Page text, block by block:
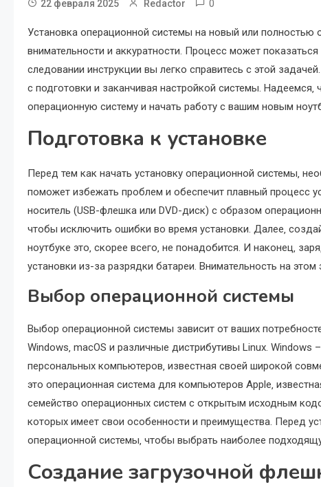
22 февраля 2025 Redactor 0
Установка операционной системы на новый или
внимательности и аккуратности. Процесс может
следовании инструкции вы легко справитесь с этой
с подготовки и заканчивая настройкой системы.
операционную систему и начать работу с вашим новым
Подготовка к установке
Перед тем как начать установку операционной системы‚
поможет избежать проблем и обеспечит плавный процесс
носитель (USB-флешка или DVD-диск) с образом
чтобы исключить ошибки во время установки. Далее‚
ноутбуке это‚ скорее всего‚ не понадобится. И наконец‚
установки из-за разрядки батареи. Внимательность на
Выбор операционной системы
Выбор операционной системы зависит от ваших
Windows‚ macOS и различные дистрибутивы Linux.
персональных компьютеров‚ известная своей широкой
это операционная система для компьютеров Apple‚
семейство операционных систем с открытым исходным
которых имеет свои особенности и преимущества. Перед
операционной системы‚ чтобы выбрать наиболее
Создание загрузочной